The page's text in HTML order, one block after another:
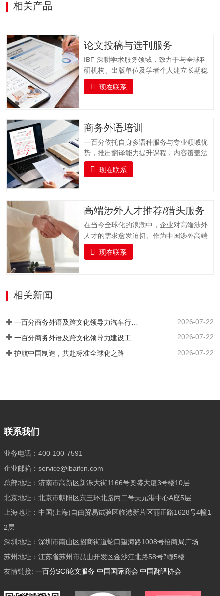
相关产品
论文投稿与选刊服务
IBF 深耕学术服务领域，致力于与全球科
研机构、出版单位及学者个人建立长期稳
固的合作关系，打造集学术交流、资源整
合与专业支持于一体的科研服务平台。我
核心，提供全流程学术支持，同时实时跟
踪科研前沿，推送更新科研动态资讯并提
供文献检索服务，助力科研工作者高效获
取关键信息，加速学术成果转化与发表。
一、全流程支持：专业投稿指导服务从论
文提交到最终录用，我们全程陪伴，以专
前准备指导协助作者完成投稿前的各项准
备工作，包括论文格式调整（…
现在联系
商务外语培训
一百分依托自身多语种服务与专业领域优
势，推出翻译能力提升课程，内容覆盖法
律、金融、医疗、交通运输、专业技术、
教育等多个专业领域，支持多种语言的培
面提升语言实战技能，培养具备扎实语言
基础、跨文化沟通能力与专业领域知识的
复合型翻译人才，助力企业国际化发展与
行业人才队伍建设。一百分提供全面的、
系统的雅思及俄语（ТРКИ）、日语
（JLPT）、韩语（TOPIK）、法语
现在联系
高端涉外人才推荐/猎头服务
在当今全球化的浪潮中，企业对高端涉外
人才的需求愈发迫切。作为中国涉外高端
人才猎头的标杆品牌，一百分凭借精准对
接国内外高端人才与企业需求，凭借敏锐
又深谙专业领域的高端复合型人才。通过
严谨的流程与专业的眼光，确保每一位推
荐到您身边的人才，契合企业的国际化发
展战略，高效赋能，助力您的企业在国际
现在联系
相关新闻
一百分商务外语及跨文化领导力汽车行业培训案例 ——知名汽车出海企业国际化营销人才英语应用能力强化实践 2026-07-22
2026-07-22
护航中国制造，共赴标准全球化之路 2026-07-22
联系我们
业务电话：400-100-7591
企业邮箱：service@ibaifen.com
总部地址：济南市高新区新泺大街1166号奥盛大厦3号楼10层
北京地址：北京市朝阳区东三环北路丙二号天元港中心A座5层
上海地址：中国(上海)自由贸易试验区临港新片区丽正路1628号4幢1-
2层
深圳地址：深圳市南山区招商街道蛇口望海路1008号招商局广场
苏州地址：江苏省苏州市昆山开发区金沙江北路58号7幢5楼
友情链接: 一百分SCI论文服务 中国国际商会 中国翻译协会